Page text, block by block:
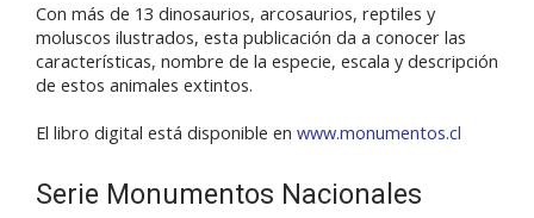
Con más de 13 dinosaurios, arcosaurios, reptiles y
moluscos ilustrados, esta publicación da a conocer las
características, nombre de la especie, escala y descripción
de estos animales extintos.
El libro digital está disponible en www.monumentos.cl
Serie Monumentos Nacionales